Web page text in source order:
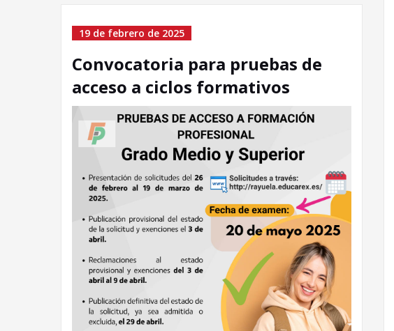
19 de febrero de 2025
Convocatoria para pruebas de
acceso a ciclos formativos